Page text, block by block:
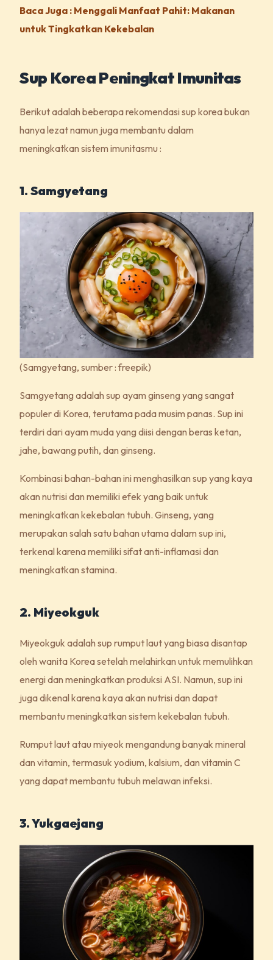
Baca Juga : Menggali Manfaat Pahit: Makanan
untuk Tingkatkan Kekebalan
Sup Korea Peningkat Imunitas
Berikut adalah beberapa rekomendasi sup korea bukan
hanya lezat namun juga membantu dalam
meningkatkan sistem imunitasmu :
1. Samgyetang
(Samgyetang, sumber : freepik)
Samgyetang adalah sup ayam ginseng yang sangat
populer di Korea, terutama pada musim panas. Sup ini
terdiri dari ayam muda yang diisi dengan beras ketan,
jahe, bawang putih, dan ginseng.
Kombinasi bahan-bahan ini menghasilkan sup yang kaya
akan nutrisi dan memiliki efek yang baik untuk
meningkatkan kekebalan tubuh. Ginseng, yang
merupakan salah satu bahan utama dalam sup ini,
terkenal karena memiliki sifat anti-inflamasi dan
meningkatkan stamina.
2. Miyeokguk
Miyeokguk adalah sup rumput laut yang biasa disantap
oleh wanita Korea setelah melahirkan untuk memulihkan
energi dan meningkatkan produksi ASI. Namun, sup ini
juga dikenal karena kaya akan nutrisi dan dapat
membantu meningkatkan sistem kekebalan tubuh.
Rumput laut atau miyeok mengandung banyak mineral
dan vitamin, termasuk yodium, kalsium, dan vitamin C
yang dapat membantu tubuh melawan infeksi.
3. Yukgaejang